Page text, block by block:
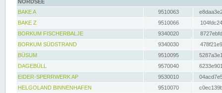
NORDSEE
BAKE A
9510063
BAKE Z
9510066
BORKUM FISCHERBALJE
9340020
BORKUM SÜDSTRAND
9340030
BÜSUM
9510095
DAGEBÜLL
9570040
EIDER-SPERRWERK AP
9530010
HELGOLAND BINNENHAFEN
9510070